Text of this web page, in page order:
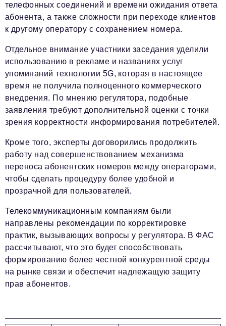
телефонных соединений и времени ожидания ответа
абонента, а также сложности при переходе клиентов
к другому оператору с сохранением номера.
Отдельное внимание участники заседания уделили
использованию в рекламе и названиях услуг
упоминаний технологии 5G, которая в настоящее
время не получила полноценного коммерческого
внедрения. По мнению регулятора, подобные
заявления требуют дополнительной оценки с точки
зрения корректности информирования потребителей.
Кроме того, эксперты договорились продолжить
работу над совершенствованием механизма
переноса абонентских номеров между операторами,
чтобы сделать процедуру более удобной и
прозрачной для пользователей.
Телекоммуникационным компаниям были
направлены рекомендации по корректировке
практик, вызывающих вопросы у регулятора. В ФАС
рассчитывают, что это будет способствовать
формированию более честной конкурентной среды
на рынке связи и обеспечит надлежащую защиту
прав абонентов.